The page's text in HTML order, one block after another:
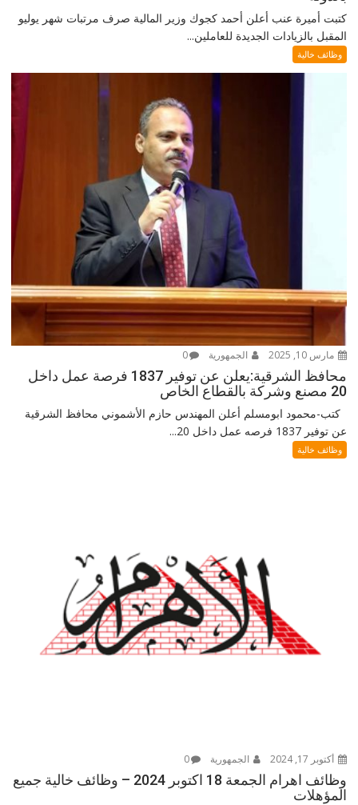
كتبت أميرة عنب أعلن أحمد كجوك وزير المالية صرف مرتبات شهر يوليو
المقبل بالزيادات الجديدة للعاملين...
وظائف خالية
مارس 10, 2025 الجمهورية 0
محافظ الشرقية:يعلن عن توفير 1837 فرصة عمل داخل
20 مصنع وشركة بالقطاع الخاص
كتب-محمود ابومسلم أعلن المهندس حازم الأشموني محافظ الشرقية
عن توفير 1837 فرصه عمل داخل 20...
وظائف خالية
أكتوبر 17, 2024 الجمهورية 0
وظائف اهرام الجمعة 18 اكتوبر 2024 – وظائف خالية جميع
المؤهلات